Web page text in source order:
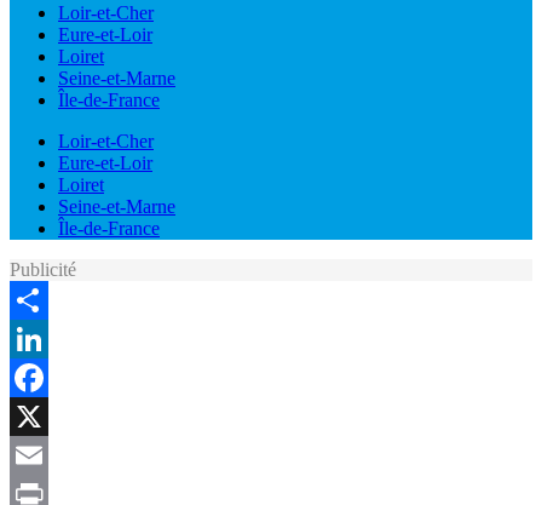
Loir-et-Cher
Eure-et-Loir
Loiret
Seine-et-Marne
Île-de-France
Loir-et-Cher
Eure-et-Loir
Loiret
Seine-et-Marne
Île-de-France
Publicité
Share
LinkedIn
Facebook
X
Email